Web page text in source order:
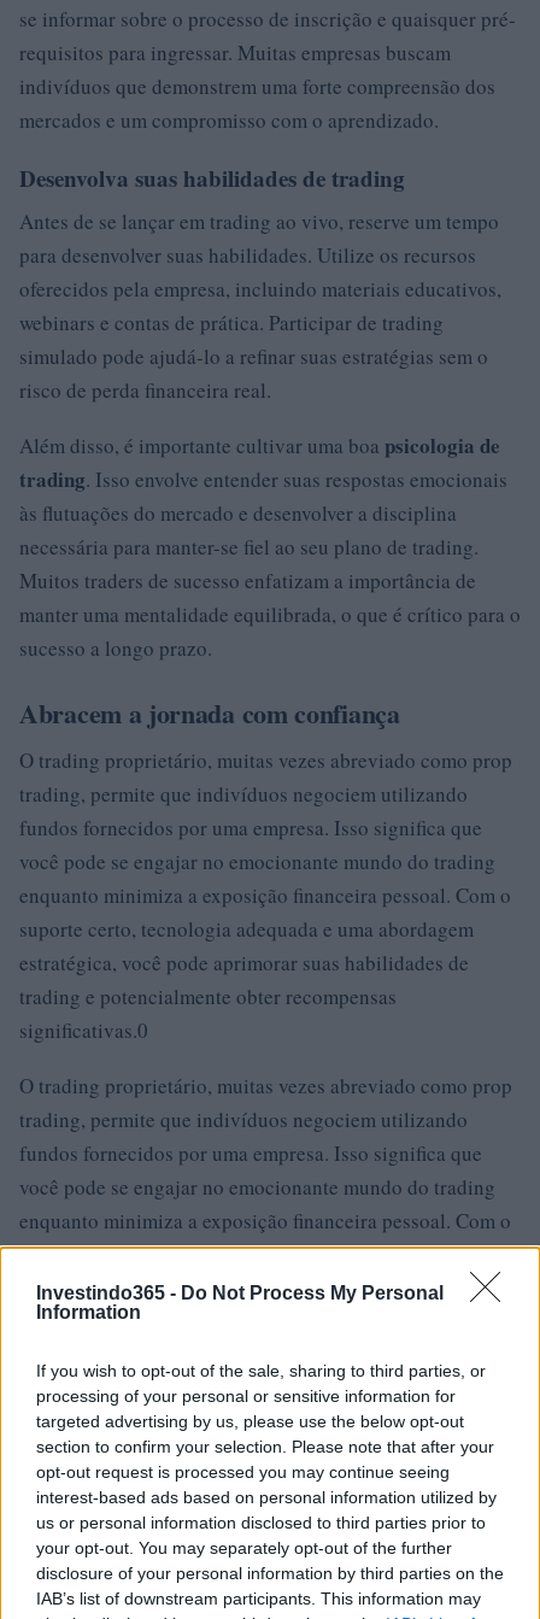
Investindo365 - Do Not Process My Personal
Information
If you wish to opt-out of the sale, sharing to third parties, or
processing of your personal or sensitive information for
targeted advertising by us, please use the below opt-out
section to confirm your selection. Please note that after your
opt-out request is processed you may continue seeing
interest-based ads based on personal information utilized by
us or personal information disclosed to third parties prior to
your opt-out. You may separately opt-out of the further
disclosure of your personal information by third parties on the
IAB’s list of downstream participants. This information may
se informar sobre o processo de inscrição e quaisquer pré-
requisitos para ingressar. Muitas empresas buscam
indivíduos que demonstrem uma forte compreensão dos
mercados e um compromisso com o aprendizado.
Desenvolva suas habilidades de trading
Antes de se lançar em trading ao vivo, reserve um tempo
para desenvolver suas habilidades. Utilize os recursos
oferecidos pela empresa, incluindo materiais educativos,
webinars e contas de prática. Participar de trading
simulado pode ajudá-lo a refinar suas estratégias sem o
risco de perda financeira real.
Além disso, é importante cultivar uma boa psicologia de
trading. Isso envolve entender suas respostas emocionais
às flutuações do mercado e desenvolver a disciplina
necessária para manter-se fiel ao seu plano de trading.
Muitos traders de sucesso enfatizam a importância de
manter uma mentalidade equilibrada, o que é crítico para o
sucesso a longo prazo.
Abracem a jornada com confiança
O trading proprietário, muitas vezes abreviado como prop
trading, permite que indivíduos negociem utilizando
fundos fornecidos por uma empresa. Isso significa que
você pode se engajar no emocionante mundo do trading
enquanto minimiza a exposição financeira pessoal. Com o
suporte certo, tecnologia adequada e uma abordagem
estratégica, você pode aprimorar suas habilidades de
trading e potencialmente obter recompensas
significativas.0
O trading proprietário, muitas vezes abreviado como prop
trading, permite que indivíduos negociem utilizando
fundos fornecidos por uma empresa. Isso significa que
você pode se engajar no emocionante mundo do trading
enquanto minimiza a exposição financeira pessoal. Com o
suporte certo, tecnologia adequada e uma abordagem
estratégica, você pode aprimorar suas habilidades de
trading e potencialmente obter recompensas
AUTOR
Staff